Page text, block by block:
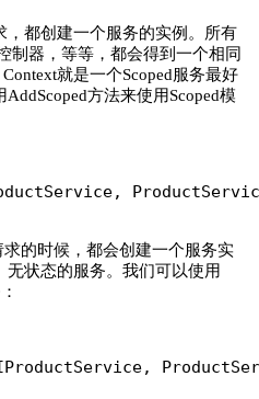
都创建一个服务的实例。所有
制器，等等，都会得到一个相同
就是一个Scoped服务最好
方法来使用Scoped模
的时候，都会创建一个服务实
状态的服务。我们可以使用